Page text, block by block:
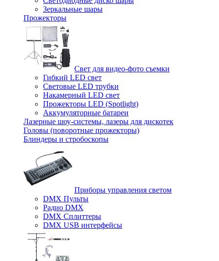
Зеркальные шары
Прожекторы
Свет для видео-фото съемки
Гибкий LED свет
Световые LED трубки
Накамерный LED свет
Прожекторы LED (Spotlight)
Аккумуляторные батареи
Лазерные шоу-системы, лазеры для дискотек
Головы (поворотные прожекторы)
Блиндеры и стробоскопы
Приборы управления светом
DMX Пульты
Радио DMX
DMX Сплиттеры
DMX USB интерфейсы